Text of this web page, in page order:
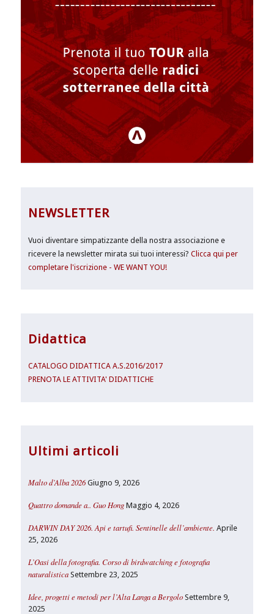
NEWSLETTER
Vuoi diventare simpatizzante della nostra associazione e
ricevere la newsletter mirata sui tuoi interessi?Clicca qui per
completare l'iscrizione - WE WANT YOU!
Didattica
CATALOGO DIDATTICA A.S.2016/2017
PRENOTA LE ATTIVITA' DIDATTICHE
Ultimi articoli
Malto d’Alba 2026 Giugno 9, 2026
Quattro domande a.. Guo Hong Maggio 4, 2026
DARWIN DAY 2026. Api e tartufi. Sentinelle dell’ambiente. Aprile
25, 2026
L’Oasi della fotografia. Corso di birdwatching e fotografia
naturalistica Settembre 23, 2025
Idee, progetti e metodi per l’Alta Langa a Bergolo Settembre 9,
2025